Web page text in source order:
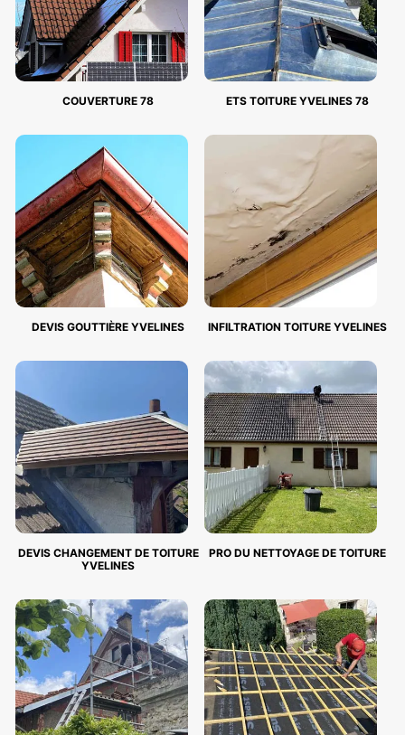
COUVERTURE 78 ETS TOITURE YVELINES 78
DEVIS GOUTTIÈRE YVELINES INFILTRATION TOITURE YVELINES
DEVIS CHANGEMENT DE TOITURE
YVELINES
PRO DU NETTOYAGE DE TOITURE